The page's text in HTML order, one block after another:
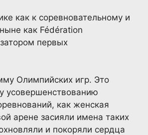
как к соревновательному и
как Fédération
первых
Олимпийских игр. Это
усовершенствованию
как женская
арене засияли имена таких
и покоряли сердца